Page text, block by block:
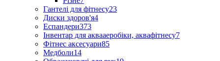
Гантелі для фітнесу23
Диски здоров'я4
Еспандери373
Інвентар для аквааеробіки, аквафітнесу7
Фітнес аксесуари85
Медболи14